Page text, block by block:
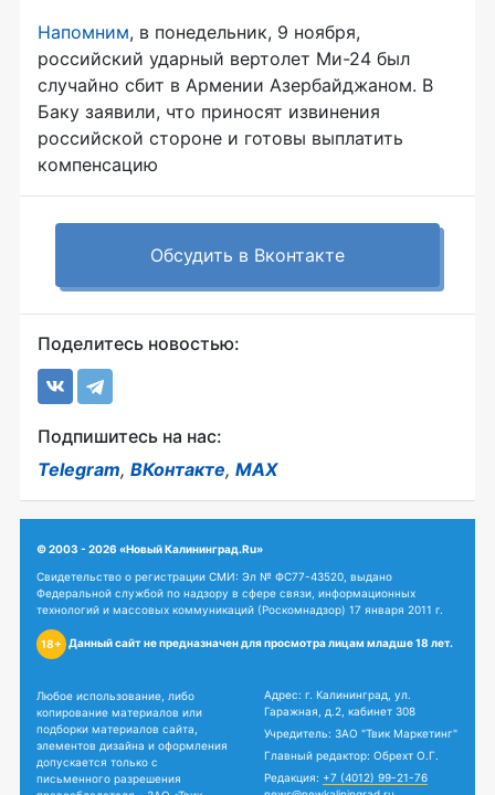
Напомним, в понедельник, 9 ноября,
российский ударный вертолет Ми-24 был
случайно сбит в Армении Азербайджаном. В
Баку заявили, что приносят извинения
российской стороне и готовы выплатить
компенсацию
Обсудить в Вконтакте
Поделитесь новостью:
Подпишитесь на нас:
Telegram, ВКонтакте, MAX
© 2003 - 2026 «Новый Калининград.Ru»
Свидетельство о регистрации СМИ: Эл № ФС77-43520, выдано
Федеральной службой по надзору в сфере связи, информационных
технологий и массовых коммуникаций (Роскомнадзор) 17 января 2011 г.
18+ Данный сайт не предназначен для просмотра лицам младше 18 лет.
Любое использование, либо
копирование материалов или
подборки материалов сайта,
элементов дизайна и оформления
допускается только с
письменного разрешения
Адрес: г. Калининград, ул.
Гаражная, д.2, кабинет 308
Учредитель: ЗАО "Твик Маркетинг"
Главный редактор: Обрехт О.Г.
Редакция: +7 (4012) 99-21-76